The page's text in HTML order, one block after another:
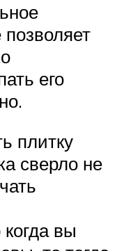
его
плитку
сверло не
вы